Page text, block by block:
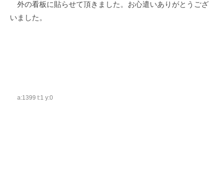
外の看板に貼らせて頂きました。お心遣いありがとうござ
いました。
a:1399 t:1 y:0